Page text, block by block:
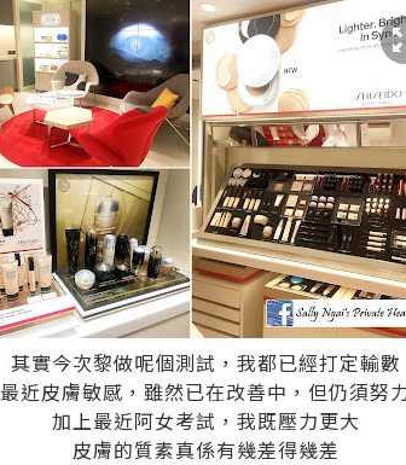
其實今次黎做呢個測試，我都已經打定輸數
最近皮膚敏感，雖然已在改善中，但仍須努
加上最近阿女考試，我既壓力更大
皮膚的質素真係有幾差得幾差